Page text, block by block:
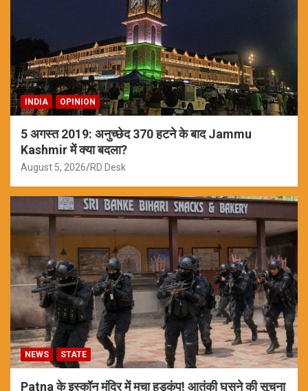
INDIA OPINION
5 अगस्त 2019: अनुच्छेद 370 हटने के बाद Jammu
Kashmir में क्या बदला?
August 5, 2026 RD Desk
NEWS STATE
Patna के इस्कॉन मंदिर में मचा हड़कंप! आतंकी घुसने की सूचना